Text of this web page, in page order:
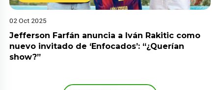
02 Oct 2025
Jefferson Farfán anuncia a Iván Rakitic como
nuevo invitado de ‘Enfocados’: “¿Querían
show?”